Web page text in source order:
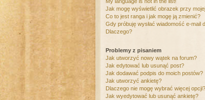
Jak mogę wyświetlić obrazek przy
Co to jest ranga i jak mogę ją zmienić?
Gdy próbuję wysłać wiadomość e-mail
Dlaczego?
Problemy z pisaniem
Jak utworzyć nowy wątek na forum?
Jak edytować lub usunąć post?
Jak dodawać podpis do moich postów?
Jak utworzyć ankietę?
Dlaczego nie mogę wybrać więcej opcji?
Jak wyedytować lub usunąć ankietę?